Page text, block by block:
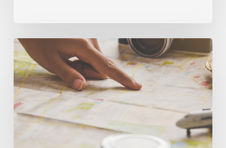
Gastar
de
manera
inteligente:
cuatro
formas
de